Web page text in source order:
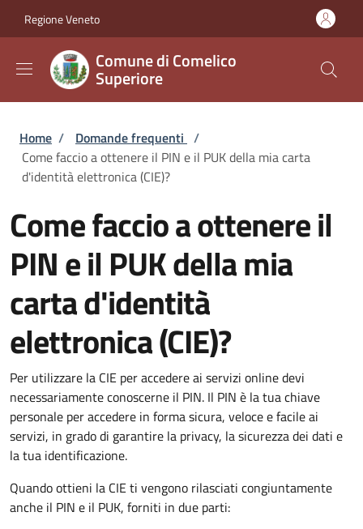
Regione Veneto
Comune di Comelico
Superiore
Briciole di pane
Home / Domande frequenti /
Come faccio a ottenere il PIN e il PUK della mia carta
d'identità elettronica (CIE)?
Come faccio a ottenere il
PIN e il PUK della mia
carta d'identità
elettronica (CIE)?
Per utilizzare la CIE per accedere ai servizi online devi
necessariamente conoscerne il PIN. Il PIN è la tua chiave
personale per accedere in forma sicura, veloce e facile ai
servizi, in grado di garantire la privacy, la sicurezza dei dati e
la tua identificazione.
Quando ottieni la CIE ti vengono rilasciati congiuntamente
anche il PIN e il PUK, forniti in due parti: